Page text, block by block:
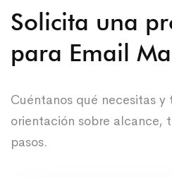
Solicita una
para Email
Cuéntanos qué necesitas y
orientación sobre alcance,
pasos.